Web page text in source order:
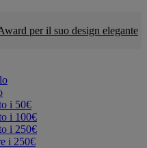
per il suo design elegante
i 50€
i 100€
i 250€
i 250€